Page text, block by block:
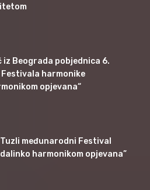
iz Beograda pobjednica 6.
harmonike
opjevana“
međunarodni Festival
harmonikom opjevana”